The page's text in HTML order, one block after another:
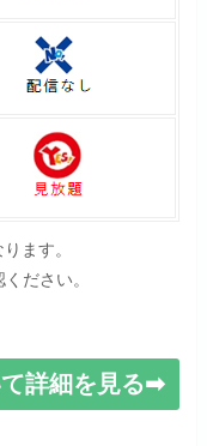
ます。
ださい。
詳細を見る➡